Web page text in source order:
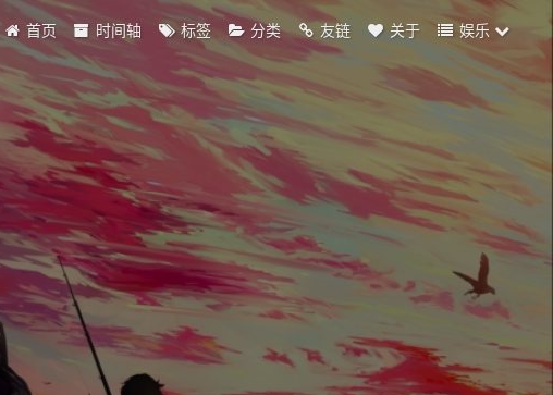
首页 时间轴 标签 分类 友链 关于 娱乐